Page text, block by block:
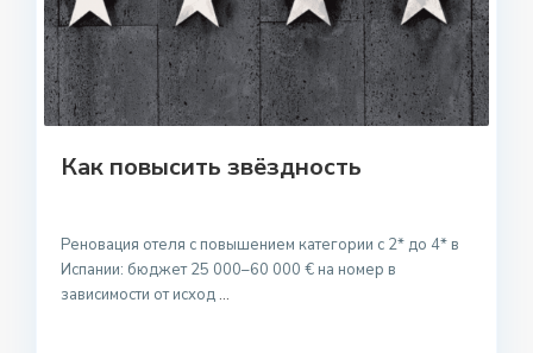
Как повысить звёздность
Реновация отеля с повышением категории с 2* до 4* в
Испании: бюджет 25 000–60 000 € на номер в
зависимости от исход ...